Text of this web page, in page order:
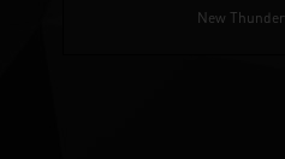
New